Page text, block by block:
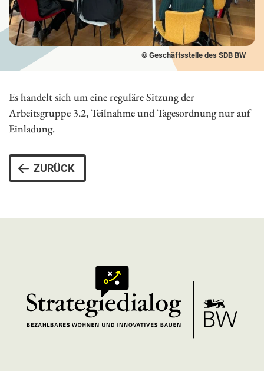
© Geschäftsstelle des SDB BW
Es handelt sich um eine reguläre Sitzung der
Arbeitsgruppe 3.2, Teilnahme und Tagesordnung nur auf
Einladung.
ZURÜCK